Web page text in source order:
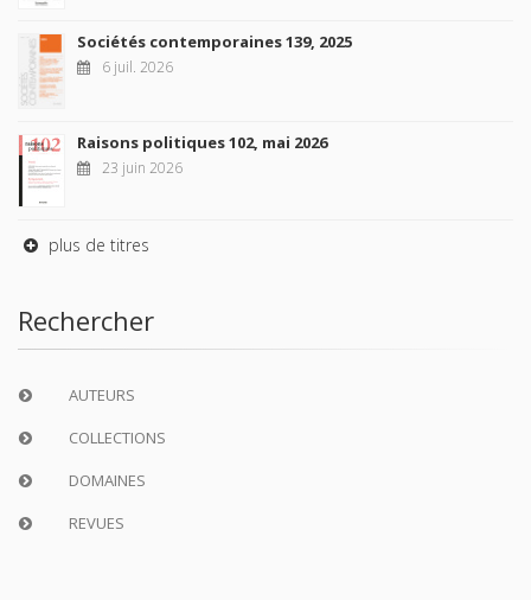
Sociétés contemporaines 139, 2025
6 juil. 2026
Raisons politiques 102, mai 2026
23 juin 2026
plus de titres
Rechercher
AUTEURS
COLLECTIONS
DOMAINES
REVUES